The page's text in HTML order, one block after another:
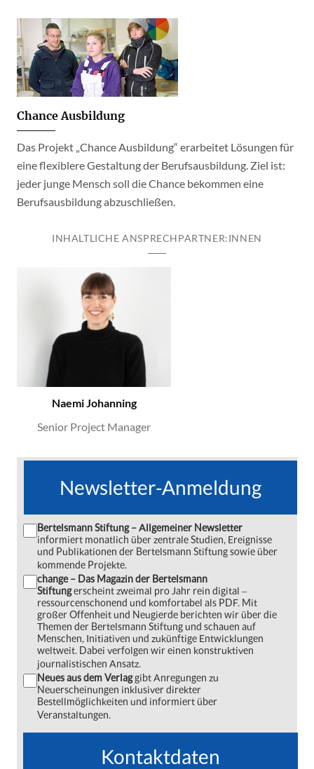
Chance Ausbildung
Das Projekt „Chance Ausbildung“ erarbeitet Lösungen für
eine flexiblere Gestaltung der Berufsausbildung. Ziel ist:
jeder junge Mensch soll die Chance bekommen eine
Berufsausbildung abzuschließen.
INHALTLICHE ANSPRECHPARTNER:INNEN
Naemi Johanning
Senior Project Manager
Newsletter-Anmeldung
Bertelsmann Stiftung – Allgemeiner Newsletter
informiert monatlich über zentrale Studien, Ereignisse
und Publikationen der Bertelsmann Stiftung sowie über
kommende Projekte.
change – Das Magazin der Bertelsmann
Stiftungerscheint zweimal pro Jahr rein digital ‒
ressourcenschonend und komfortabel als PDF. Mit
großer Offenheit und Neugierde berichten wir über die
Themen der Bertelsmann Stiftung und schauen auf
Menschen, Initiativen und zukünftige Entwicklungen
weltweit. Dabei verfolgen wir einen konstruktiven
journalistischen Ansatz.
Neues aus dem Verlaggibt Anregungen zu
Neuerscheinungen inklusiver direkter
Bestellmöglichkeiten und informiert über
Veranstaltungen.
Kontaktdaten